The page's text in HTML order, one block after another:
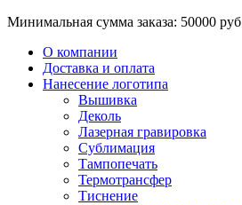
Минимальная сумма заказа: 50000 руб
О компании
Доставка и оплата
Нанесение логотипа
Вышивка
Деколь
Лазерная гравировка
Сублимация
Тампопечать
Термотрансфер
Тиснение